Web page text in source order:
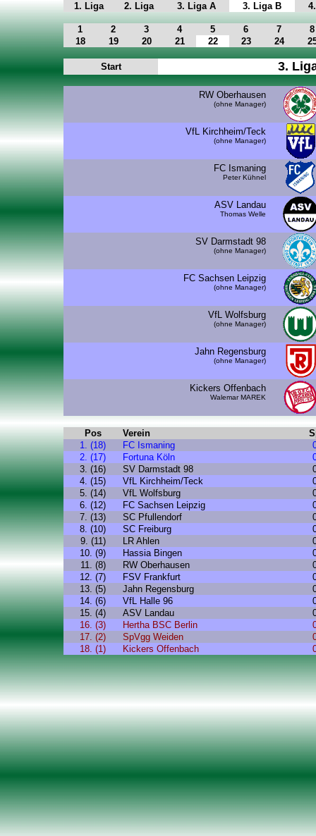
1. Liga 2. Liga 3. Liga A 3. Liga B
1 2 3 4 5 6 7
8
18
19 20 21 22 23 24
Start 3.
RW Oberhausen
(ohne Manager)
VfL Kirchheim/Teck
(ohne Manager)
FC Ismaning
Peter Kühnel
ASV Landau
Thomas Welle
SV Darmstadt 98
(ohne Manager)
FC Sachsen Leipzig
(ohne Manager)
VfL Wolfsburg
(ohne Manager)
Jahn Regensburg
(ohne Manager)
Kickers Offenbach
Walemar MAREK
Pos Verein
1. (18)
FC Ismaning
2. (17)
Fortuna Köln
3. (16)
SV Darmstadt 98
4. (15)
VfL Kirchheim/Teck
5. (14)
VfL Wolfsburg
6. (12)
FC Sachsen Leipzig
7. (13)
SC Pfullendorf
8. (10)
SC Freiburg
9. (11)
LR Ahlen
10. (9)
Hassia Bingen
11. (8)
RW Oberhausen
12. (7)
FSV Frankfurt
13. (5)
Jahn Regensburg
14. (6)
VfL Halle 96
15. (4)
ASV Landau
16. (3)
Hertha BSC Berlin
17. (2)
SpVgg Weiden
18. (1)
Kickers Offenbach